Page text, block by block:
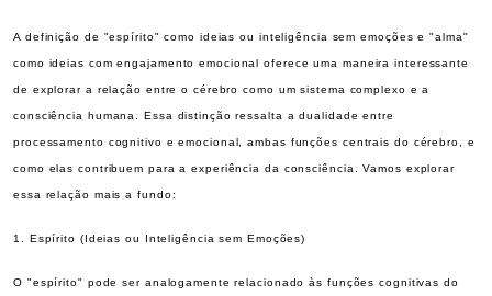
A definição de "espírito" como ideias ou inteligência sem emoções e "alma"
como ideias com engajamento emocional oferece uma maneira interessante
de explorar a relação entre o cérebro como um sistema complexo e a
consciência humana. Essa distinção ressalta a dualidade entre
processamento cognitivo e emocional, ambas funções centrais do cérebro, e
como elas contribuem para a experiência da consciência. Vamos explorar
essa relação mais a fundo:
1. Espírito (Ideias ou Inteligência sem Emoções)
O "espírito" pode ser analogamente relacionado às funções cognitivas do